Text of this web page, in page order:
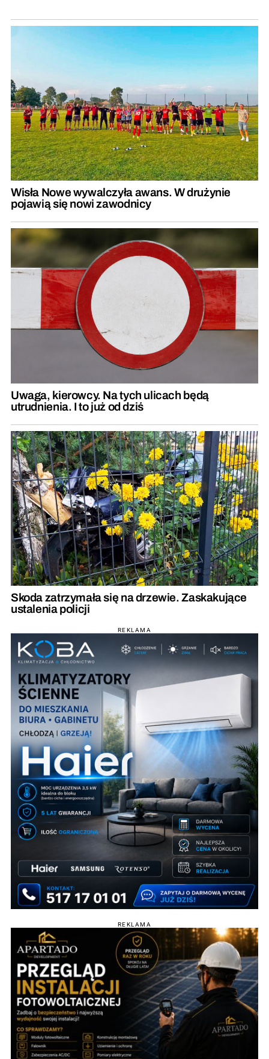
Wisła Nowe wywalczyła awans. W drużynie
pojawią się nowi zawodnicy
Uwaga, kierowcy. Na tych ulicach będą
utrudnienia. I to już od dziś
Skoda zatrzymała się na drzewie. Zaskakujące
ustalenia policji
REKLAMA
REKLAMA